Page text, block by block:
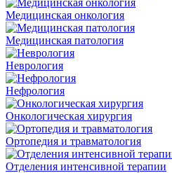
Медицинская онкология
Медицинская патология
Неврология
Нефрология
Онкологическая хирургия
Ортопедия и травматология
Отделения интенсивной терапии